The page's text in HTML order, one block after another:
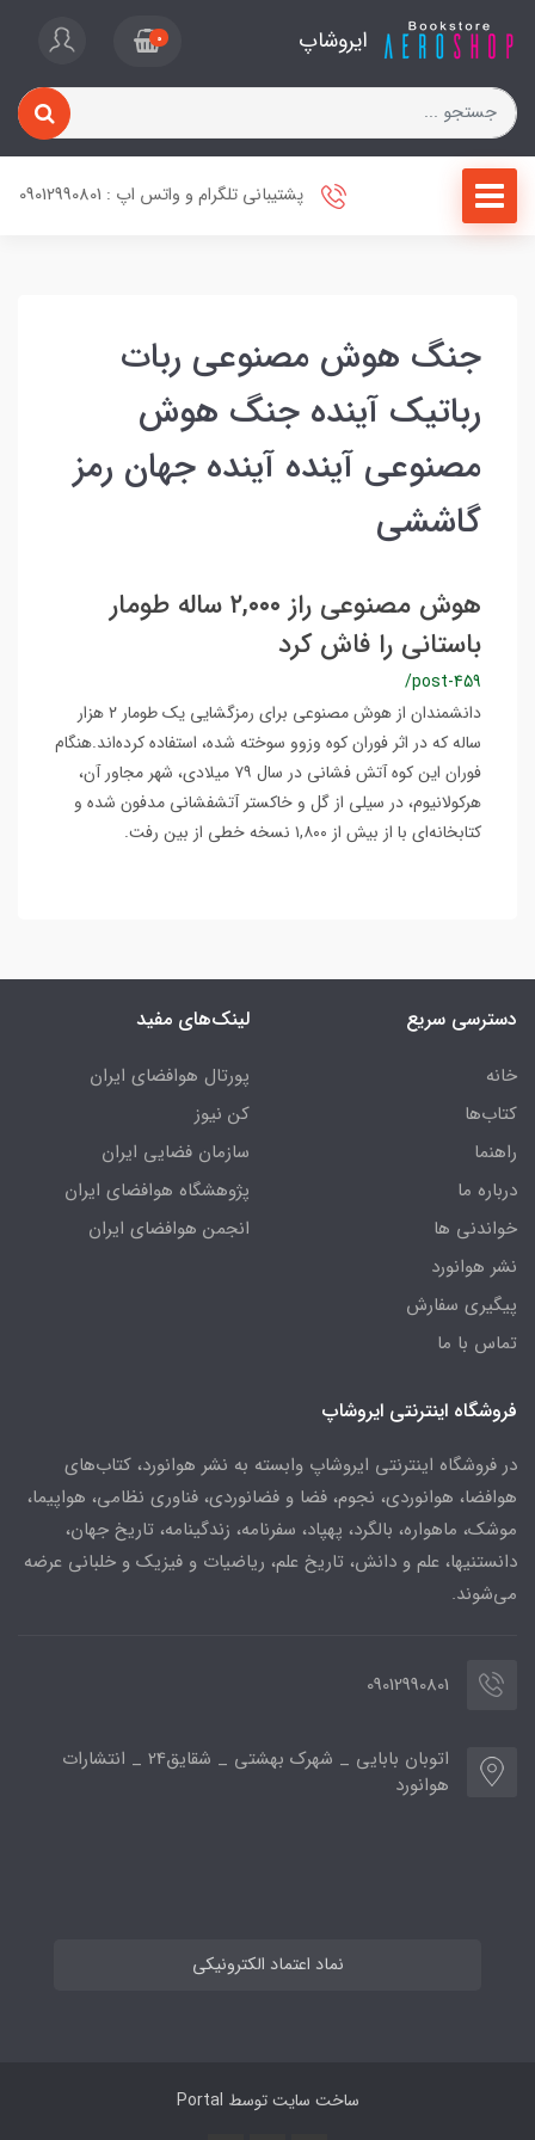
ایروشاپ 0
پشتیبانی تلگرام و واتس اپ : 09012990801
جنگ هوش مصنوعی ربات
رباتیک آینده جنگ هوش
مصنوعی آینده آینده جهان رمز
گاششی
هوش مصنوعی راز ۲,۰۰۰ ساله طومار
باستانی را فاش کرد
/post-459
دانشمندان از هوش مصنوعی برای رمزگشایی یک طومار ۲ هزار
ساله که در اثر فوران کوه وزوو سوخته شده، استفاده کرده‌اند.هنگام
فوران این کوه آتش فشانی در سال ۷۹ میلادی، شهر مجاور آن،
هرکولانیوم، در سیلی از گل و خاکستر آتشفشانی مدفون شده و
کتابخانه‌ای با از بیش از ۱,۸۰۰ نسخه خطی از بین رفت.
دسترسی سریع
خانه
کتاب‌ها
راهنما
درباره ما
خواندنی ها
نشر هوانورد
پیگیری سفارش
تماس با ما
لینک‌های مفید
پورتال هوافضای ایران
کن نیوز
سازمان فضایی ایران
پژوهشگاه هوافضای ایران
انجمن هوافضای ایران
فروشگاه اینترنتی ایروشاپ
در فروشگاه اینترنتی ایروشاپ وابسته به نشر هوانورد، کتاب‌های
هوافضا، هوانوردی، نجوم، فضا و فضانوردی، فناوری نظامی، هواپیما،
موشک، ماهواره، بالگرد، پهپاد، سفرنامه، زندگینامه، تاریخ جهان،
دانستنیها، علم و دانش، تاریخ علم، ریاضیات و فیزیک و خلبانی عرضه
می‌شوند.
09012990801
اتوبان بابایی _ شهرک بهشتی _ شقایق24 _ انتشارات
هوانورد
نماد اعتماد الکترونیکی
ساخت سایت توسط Portal